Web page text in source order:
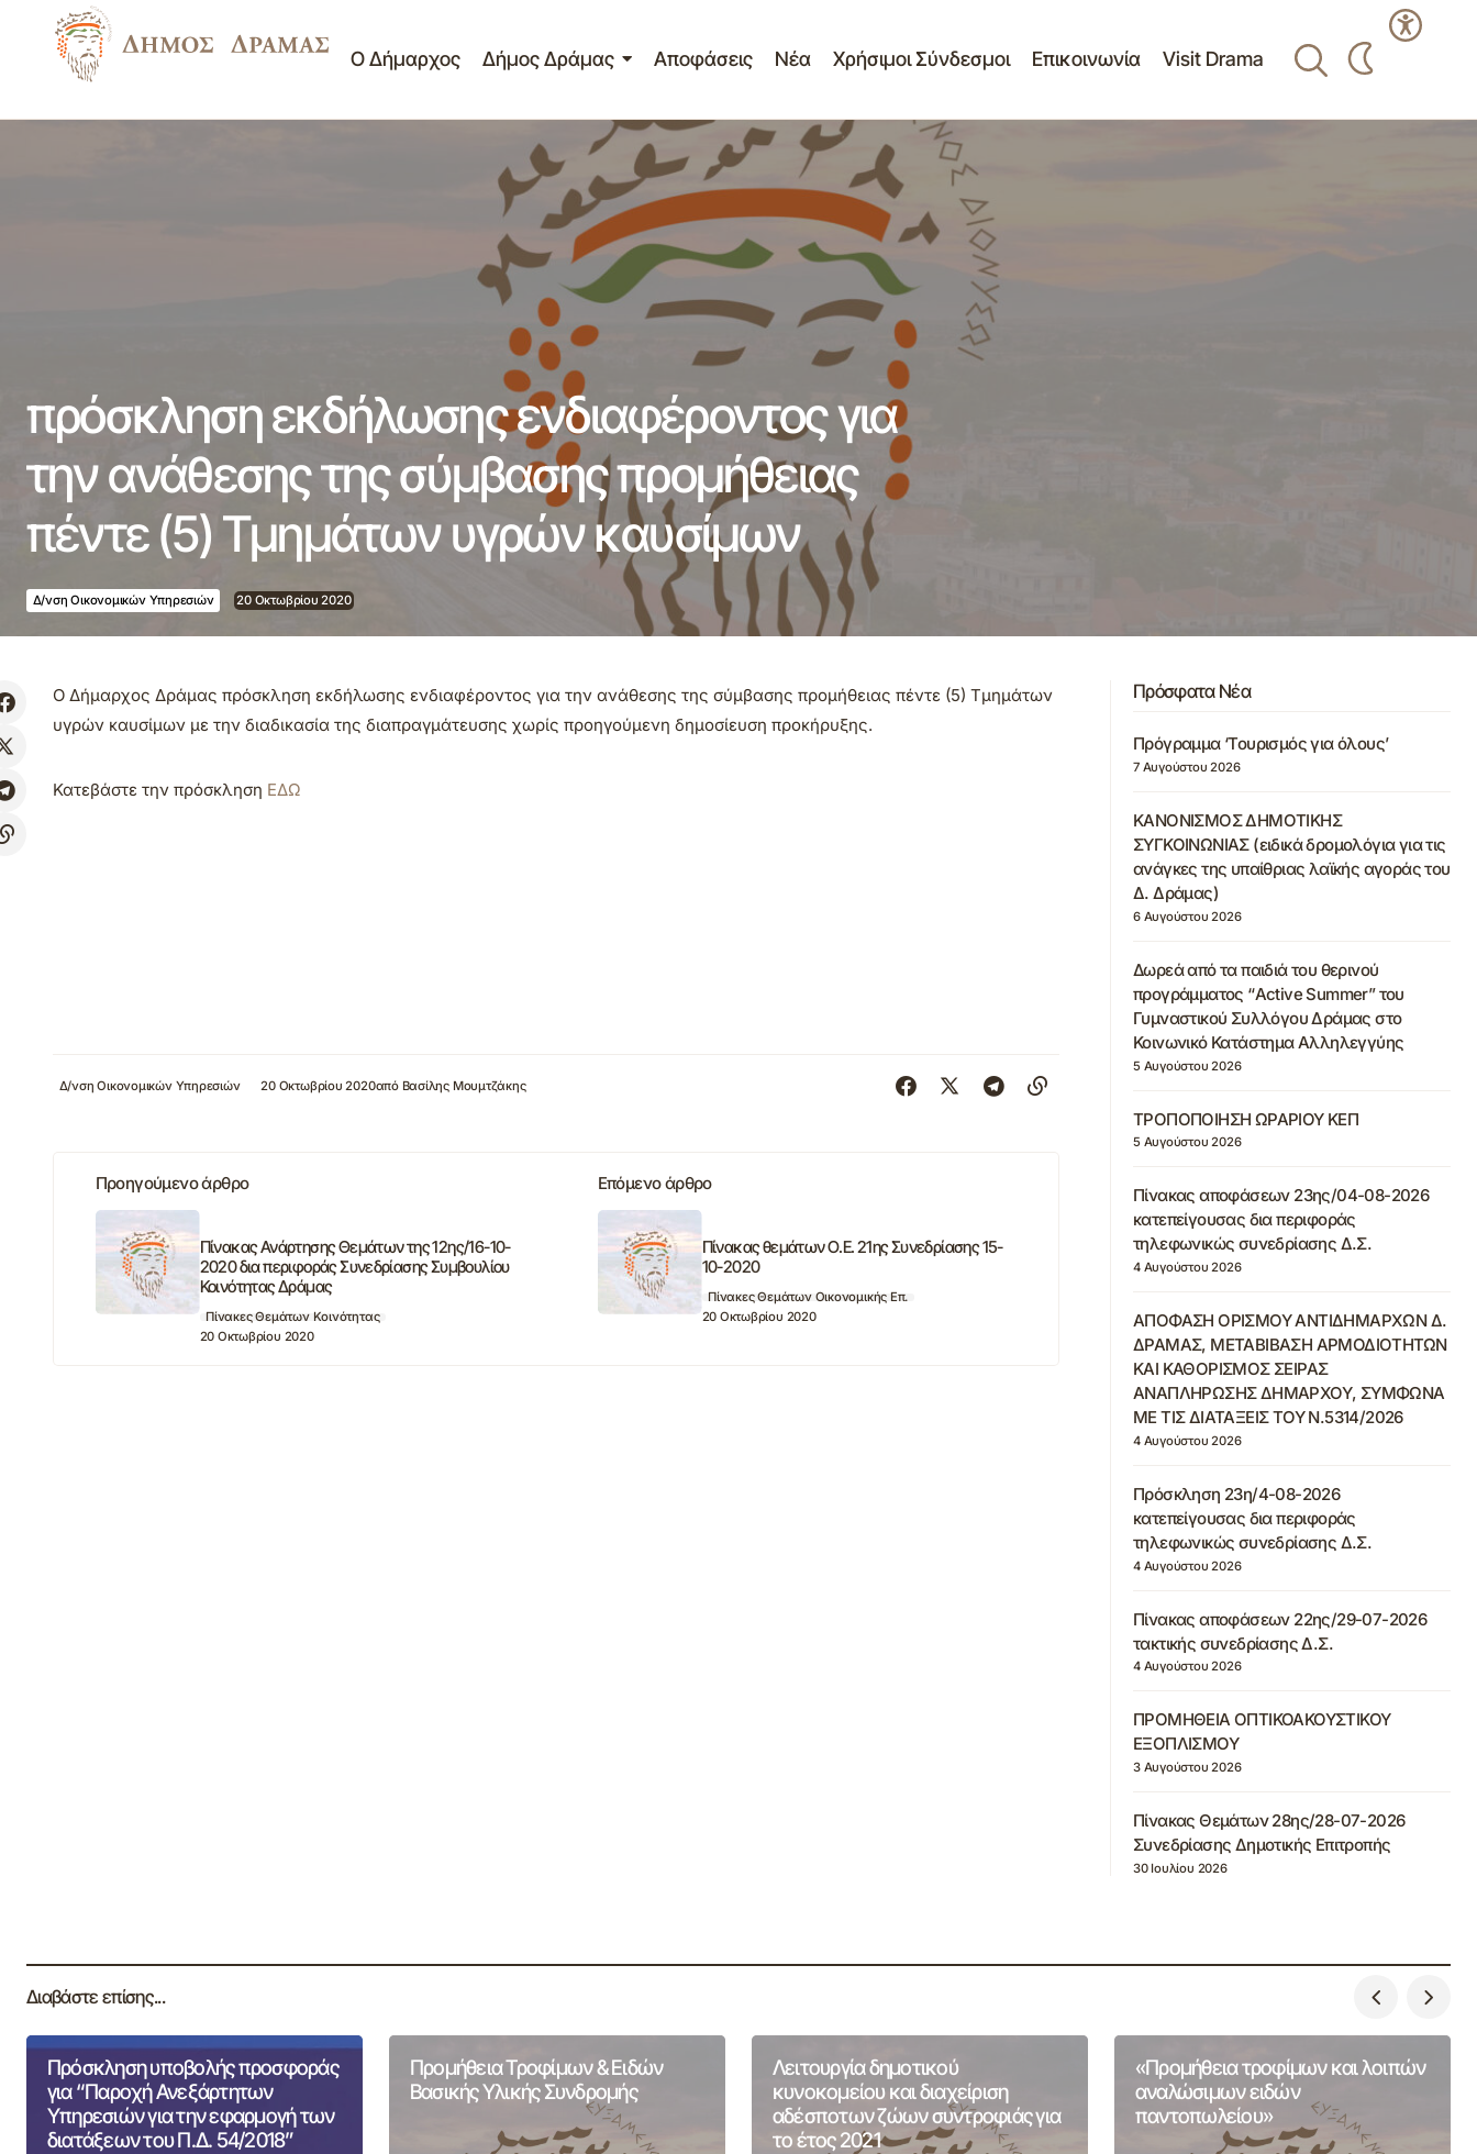
Ο Δήμαρχος Δήμος Δράμας Αποφάσεις Νέα Χρήσιμοι Σύνδεσμοι Επικοινωνία Visit Drama
πρόσκληση εκδήλωσης ενδιαφέροντος για την ανάθεσης της σύμβασης
προμήθειας πέντε (5) Τμημάτων υγρών καυσίμων
πρόσκληση εκδήλωσης ενδιαφέροντος για
την ανάθεσης της σύμβασης προμήθειας
πέντε (5) Τμημάτων υγρών καυσίμων
Δ/νση Οικονομικών Υπηρεσιών 20 Οκτωβρίου 2020
Ο Δήμαρχος Δράμας πρόσκληση εκδήλωσης ενδιαφέροντος για την ανάθεσης της σύμβασης προμήθειας πέντε (5) Τμημάτων
υγρών καυσίμων με την διαδικασία της διαπραγμάτευσης χωρίς προηγούμενη δημοσίευση προκήρυξης.
Κατεβάστε την πρόσκληση ΕΔΩ
Δ/νση Οικονομικών Υπηρεσιών 20 Οκτωβρίου 2020από Βασίλης Μουμτζάκης
Προηγούμενο άρθρο
Πίνακας Ανάρτησης Θεμάτων της 12ης/16-10-
2020 δια περιφοράς Συνεδρίασης Συμβουλίου
Κοινότητας Δράμας
Πίνακες Θεμάτων Κοινότητας
20 Οκτωβρίου 2020
Επόμενο άρθρο
Πίνακας θεμάτων Ο.Ε. 21ης Συνεδρίασης 15-
10-2020
Πίνακες Θεμάτων Οικονομικής Επ.
20 Οκτωβρίου 2020
Πρόσφατα Νέα
Πρόγραμμα ‘Τουρισμός για όλους’
7 Αυγούστου 2026
ΚΑΝΟΝΙΣΜΟΣ ΔΗΜΟΤΙΚΗΣ
ΣΥΓΚΟΙΝΩΝΙΑΣ (ειδικά δρομολόγια για τις
ανάγκες της υπαίθριας λαϊκής αγοράς του
Δ. Δράμας)
6 Αυγούστου 2026
Δωρεά από τα παιδιά του θερινού
προγράμματος “Active Summer” του
Γυμναστικού Συλλόγου Δράμας στο
Κοινωνικό Κατάστημα Αλληλεγγύης
5 Αυγούστου 2026
ΤΡΟΠΟΠΟΙΗΣΗ ΩΡΑΡΙΟΥ ΚΕΠ
5 Αυγούστου 2026
Πίνακας αποφάσεων 23ης/04-08-2026
κατεπείγουσας δια περιφοράς
τηλεφωνικώς συνεδρίασης Δ.Σ.
4 Αυγούστου 2026
ΑΠΟΦΑΣΗ ΟΡΙΣΜΟΥ ΑΝΤΙΔΗΜΑΡΧΩΝ Δ.
ΔΡΑΜΑΣ, ΜΕΤΑΒΙΒΑΣΗ ΑΡΜΟΔΙΟΤΗΤΩΝ
ΚΑΙ ΚΑΘΟΡΙΣΜΟΣ ΣΕΙΡΑΣ
ΑΝΑΠΛΗΡΩΣΗΣ ΔΗΜΑΡΧΟΥ, ΣΥΜΦΩΝΑ
ΜΕ ΤΙΣ ΔΙΑΤΑΞΕΙΣ ΤΟΥ Ν.5314/2026
4 Αυγούστου 2026
Πρόσκληση 23η/4-08-2026
κατεπείγουσας δια περιφοράς
τηλεφωνικώς συνεδρίασης Δ.Σ.
4 Αυγούστου 2026
Πίνακας αποφάσεων 22ης/29-07-2026
τακτικής συνεδρίασης Δ.Σ.
4 Αυγούστου 2026
ΠΡΟΜΗΘΕΙΑ ΟΠΤΙΚΟΑΚΟΥΣΤΙΚΟΥ
ΕΞΟΠΛΙΣΜΟΥ
3 Αυγούστου 2026
Πίνακας Θεμάτων 28ης/28-07-2026
Συνεδρίασης Δημοτικής Επιτροπής
30 Ιουλίου 2026
Διαβάστε επίσης...
Πρόσκληση υποβολής προσφοράς
για “Παροχή Ανεξάρτητων
Υπηρεσιών για την εφαρμογή των
διατάξεων του Π.Δ. 54/2018”
Προμήθεια Τροφίμων & Ειδών
Βασικής Υλικής Συνδρομής
Λειτουργία δημοτικού
κυνοκομείου και διαχείριση
αδέσποτων ζώων συντροφιάς για
το έτος 2021
«Προμήθεια τροφίμων και λοιπών
αναλώσιμων ειδών
παντοπωλείου»